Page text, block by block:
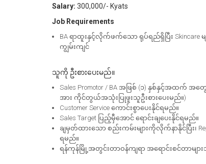
Salary: 300,000/- Kyats
Job Requirements
BA ရာထူးနှင့်လိုက်ဖက်သော ရုပ်ရည်ရှိပြီး Skincare
ကျွမ်းကျင်
သူကို ဦးစားပေးမည်။
Sales Promotor / BA အဖြစ် (၁) နှစ်နှင့်အထက် အ
အား ကိုင်တွယ်အသုံးပြုဖူးသူဦးစားပေးမည်။)
Customer Service ကောင်းစွာပေးနိုင်ရမည်။
Sales Target ပြည့်မှီအောင် ရောင်းချပေးနိုင်ရမည်။
ချမှတ်ထားသော စည်းကမ်းများကိုလိုက်နာနိုင်ပြီး၊
ရမည်။
ရန်ကုန်မြို့အတွင်းတာဝန်ကျရာ အရောင်းစင်တာမျာ